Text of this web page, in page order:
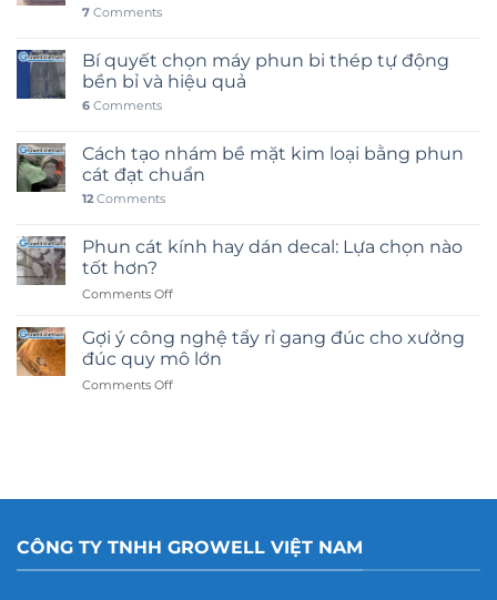
7 Comments
Bí quyết chọn máy phun bi thép tự động
bền bỉ và hiệu quả
6 Comments
Cách tạo nhám bề mặt kim loại bằng phun
cát đạt chuẩn
12Comments
Phun cát kính hay dán decal: Lựa chọn nào
tốt hơn?
Comments Offon
cát
kính
hay
dán
hơn?
Gợi ý công nghệ tẩy rỉ gang đúc cho xưởng
đúc quy mô lớn
Comments Offon
rỉ
cho
xưởng
CÔNG TY TNHH GROWELL VIỆT NAM